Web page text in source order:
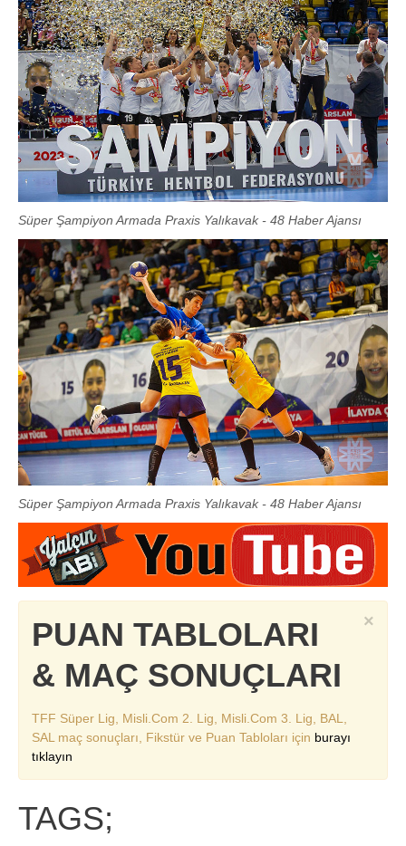
Süper Şampiyon Armada Praxis Yalıkavak - 48 Haber Ajansı
Süper Şampiyon Armada Praxis Yalıkavak - 48 Haber Ajansı
×
PUAN TABLOLARI
& MAÇ SONUÇLARI
TFF Süper Lig, Misli.Com 2. Lig, Misli.Com 3. Lig, BAL,
SAL maç sonuçları, Fikstür ve Puan Tabloları için burayı
tıklayın
TAGS;